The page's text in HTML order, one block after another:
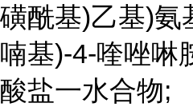
磺酰基)乙基)氨
喃基)-4-喹唑啉
酸盐一水合物;